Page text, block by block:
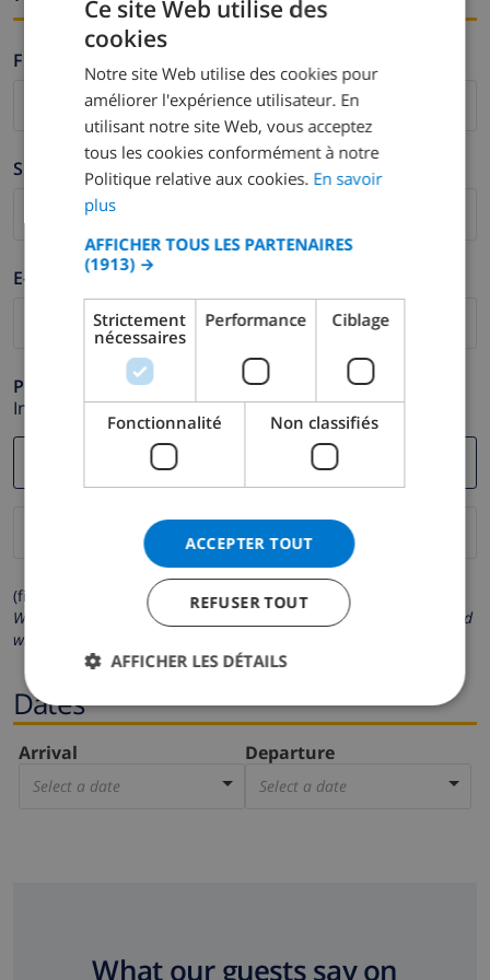
Firstname *
Surname *
E-mail *
Phone *
In case your email address does not function correctly.
(fields marked with * are mandatory )
We respect your privacy. Your personal details will never be shared
with others.
Dates
Arrival
Select a date
Departure
Select a date
What our guests say on
DUTCH
SPANISH
GERMAN
DANISH
Ce site Web utilise des
cookies
Notre site Web utilise des cookies pour
améliorer l'expérience utilisateur. En
utilisant notre site Web, vous acceptez
tous les cookies conformément à notre
Politique relative aux cookies. En savoir
plus
AFFICHER TOUS LES PARTENAIRES
(1913) →
Strictement
nécessaires
Performance Ciblage
Fonctionnalité Non classifiés
ACCEPTER TOUT
REFUSER TOUT
AFFICHER LES DÉTAILS